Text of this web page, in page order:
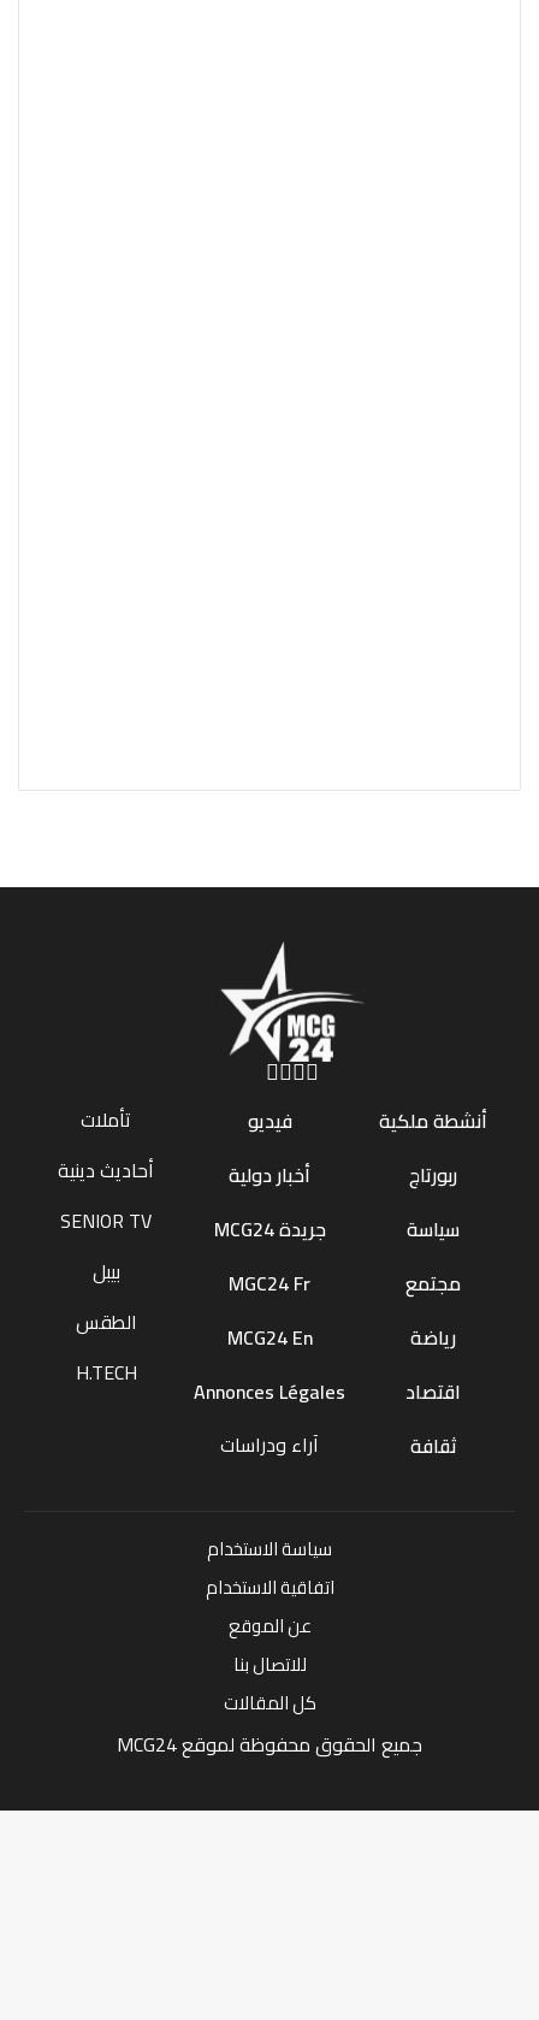
أنشطة ملكية
ربورتاج
سياسة
مجتمع
رياضة
اقتصاد
ثقافة
فيديو
أخبار دولية
جريدة MCG24
MGC24 Fr
MCG24 En
Annonces Légales
آراء ودراسات
تأملات
أحاديث دينية
SENIOR TV
بيبل
الطقس
H.TECH
سياسة الاستخدام
اتفاقية الاستخدام
عن الموقع
للاتصال بنا
كل المقالات
جميع الحقوق محفوظة لموقع MCG24